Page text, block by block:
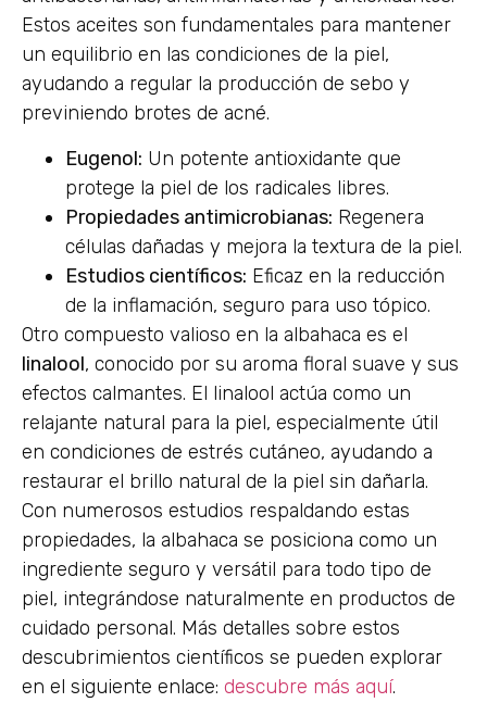
Estos aceites son fundamentales para mantener
un equilibrio en las condiciones de la piel,
ayudando a regular la producción de sebo y
previniendo brotes de acné.
Eugenol: Un potente antioxidante que
protege la piel de los radicales libres.
Propiedades antimicrobianas: Regenera
células dañadas y mejora la textura de la piel.
Estudios científicos: Eficaz en la reducción
de la inflamación, seguro para uso tópico.
Otro compuesto valioso en la albahaca es el
linalool, conocido por su aroma floral suave y sus
efectos calmantes. El linalool actúa como un
relajante natural para la piel, especialmente útil
en condiciones de estrés cutáneo, ayudando a
restaurar el brillo natural de la piel sin dañarla.
Con numerosos estudios respaldando estas
propiedades, la albahaca se posiciona como un
ingrediente seguro y versátil para todo tipo de
piel, integrándose naturalmente en productos de
cuidado personal. Más detalles sobre estos
descubrimientos científicos se pueden explorar
en el siguiente enlace: descubre más aquí.